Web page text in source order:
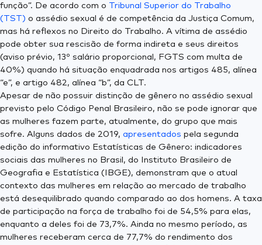
função”. De acordo com o Tribunal Superior do Trabalho
(TST) o assédio sexual é de competência da Justiça Comum,
mas há reflexos no Direito do Trabalho. A vítima de assédio
pode obter sua rescisão de forma indireta e seus direitos
(aviso prévio, 13º salário proporcional, FGTS com multa de
40%) quando há situação enquadrada nos artigos 485, alínea
“e”, e artigo 482, alínea “b”, da CLT.
Apesar de não possuir distinção de gênero no assédio sexual
previsto pelo Código Penal Brasileiro, não se pode ignorar que
as mulheres fazem parte, atualmente, do grupo que mais
sofre. Alguns dados de 2019, apresentados pela segunda
edição do informativo Estatísticas de Gênero: indicadores
sociais das mulheres no Brasil, do Instituto Brasileiro de
Geografia e Estatística (IBGE), demonstram que o atual
contexto das mulheres em relação ao mercado de trabalho
está desequilibrado quando comparado ao dos homens. A taxa
de participação na força de trabalho foi de 54,5% para elas,
enquanto a deles foi de 73,7%. Ainda no mesmo período, as
mulheres receberam cerca de 77,7% do rendimento dos